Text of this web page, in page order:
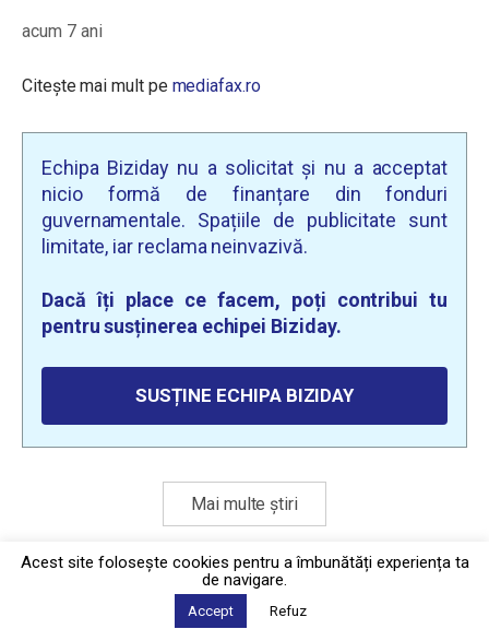
acum 7 ani
Citește mai mult pe mediafax.ro
Echipa Biziday nu a solicitat și nu a acceptat
nicio formă de finanțare din fonduri
guvernamentale. Spațiile de publicitate sunt
limitate, iar reclama neinvazivă.
Dacă îți place ce facem, poți contribui tu
pentru susținerea echipei Biziday.
SUSȚINE ECHIPA BIZIDAY
Mai multe știri
Politica de confidențialitate
2026 © Biziday
Acest site foloseşte cookies pentru a îmbunătăți experiența ta
de navigare.
Accept Refuz